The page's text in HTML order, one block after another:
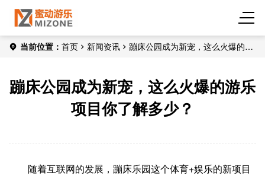
当前位置： 首页 新闻资讯
蹦床公园成为新宠，这么火爆的游
蹦床公园成为新宠，这么火爆的游乐
项目你了解多少？
随着互联网的发展，蹦床乐园这个体育+娱乐的新项目